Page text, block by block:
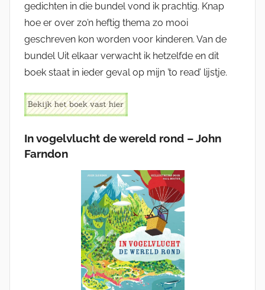
gedichten in die bundel vond ik prachtig. Knap
hoe er over zo’n heftig thema zo mooi
geschreven kon worden voor kinderen. Van de
bundel Uit elkaar verwacht ik hetzelfde en dit
boek staat in ieder geval op mijn ’to read’ lijstje.
In vogelvlucht de wereld rond – John
Farndon